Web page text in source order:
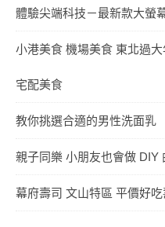
體驗尖端科技－最新款大螢
小港美食 機場美食 東北過
宅配美食
教你挑選合適的男性洗面乳
親子同樂 小朋友也會做 DIY
幕府壽司 文山特區 平價好